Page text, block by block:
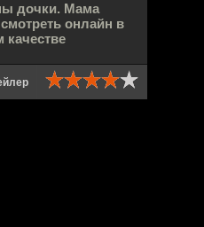
дочки. Мама
онлайн в